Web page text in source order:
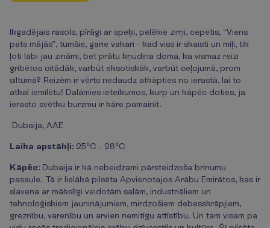
Ikgadējais rasols, pīrāgi ar speķi, pelēkie zirņi, cepetis, “Viens
pats mājās”, tumšie, garie vakari - kad viss ir skaisti un mīļi, tik
ļoti labi jau zināmi, bet prātu kņudina doma, ka vismaz reizi
gribētos citādāk, varbūt eksotiskāk, varbūt ceļojumā, prom
siltumā? Reizēm ir vērts nedaudz atkāpties no ierastā, lai to
atkal iemīlētu! Dalāmies ieteikumos, kurp un kāpēc doties, ja
ierasto svētku burzmu ir kāre pamainīt.
Dubaija, AAE
Laika apstākļi: 25°C - 28°C
Kāpēc: Dubaija ir kā nebeidzami pārsteidzoša brīnumu
pasaule. Tā ir lielākā pilsēta Apvienotajos Arābu Emirātos, kas ir
slavena ar mākslīgi veidotām salām, industriāliem un
tehnoloģiskiem jauninājumiem, mirdzošiem debesskrāpjiem,
greznību, varenību un arvien nemitīgu attīstību. Un tam visam pa